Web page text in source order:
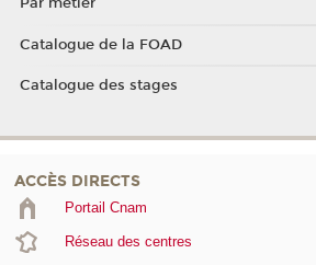
Catalogue de la FOAD
Catalogue des stages
ACCÈS DIRECTS
Portail Cnam
Réseau des centres